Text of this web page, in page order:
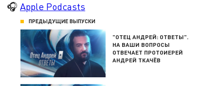
🎧 Apple Podcasts
ПРЕДЫДУЩИЕ ВЫПУСКИ
"ОТЕЦ АНДРЕЙ: ОТВЕТЫ".
НА ВАШИ ВОПРОСЫ
ОТВЕЧАЕТ ПРОТОИЕРЕЙ
АНДРЕЙ ТКАЧЁВ